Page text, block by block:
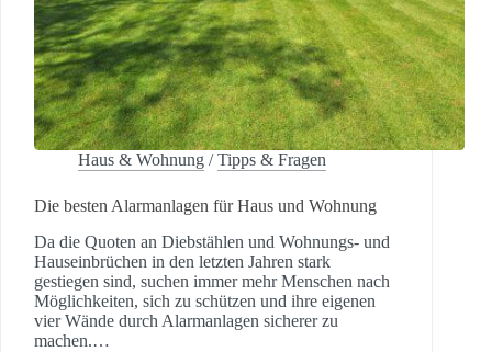
Haus & Wohnung /Tipps & Fragen
Die besten Alarmanlagen für Haus und Wohnung
Da die Quoten an Diebstählen und Wohnungs- und
Hauseinbrüchen in den letzten Jahren stark
gestiegen sind, suchen immer mehr Menschen nach
Möglichkeiten, sich zu schützen und ihre eigenen
vier Wände durch Alarmanlagen sicherer zu
machen.…